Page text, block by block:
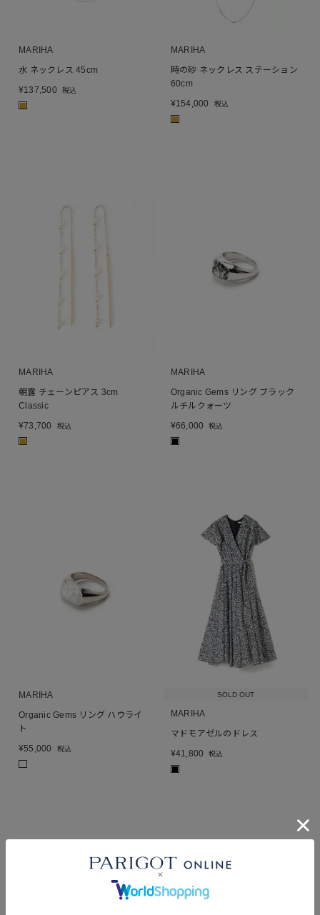
MARIHA
水 ネックレス 45cm
¥137,500 税込
■
MARIHA
時の砂 ネックレス ステーション
60cm
¥154,000 税込
■
MARIHA
朝露 チェーンピアス 3cm
Classic
¥73,700 税込
MARIHA
Organic Gems リング ブラック
ルチルクォーツ
¥66,000 税込
MARIHA
Organic Gems リング ハウライ
ト
¥55,000 税込
SOLD OUT
MARIHA
マドモアゼルのドレス
¥41,800 税込
■